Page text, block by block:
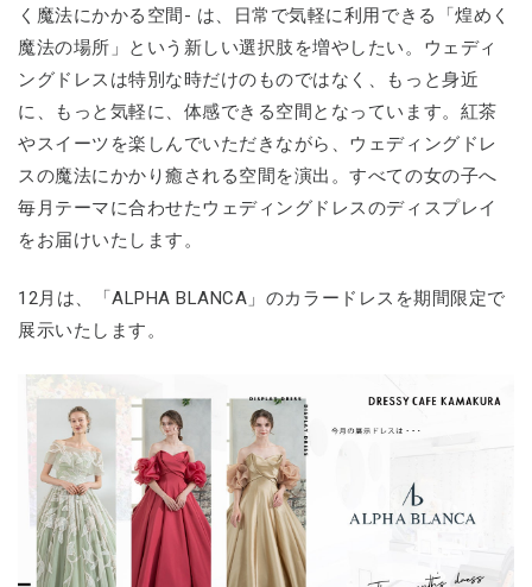
く魔法にかかる空間- は、日常で気軽に利用できる「煌めく
魔法の場所」という新しい選択肢を増やしたい。ウェディ
ングドレスは特別な時だけのものではなく、もっと身近
に、もっと気軽に、体感できる空間となっています。紅茶
やスイーツを楽しんでいただきながら、ウェディングドレ
スの魔法にかかり癒される空間を演出。すべての女の子へ
毎月テーマに合わせたウェディングドレスのディスプレイ
をお届けいたします。
12月は、「ALPHA BLANCA」のカラードレスを期間限定で
展示いたします。